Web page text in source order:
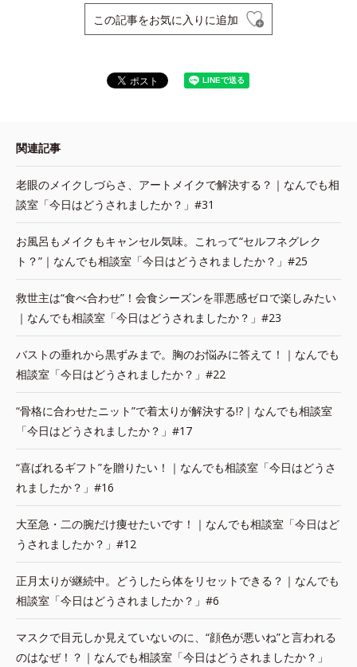
この記事をお気に入りに追加
関連記事
老眼のメイクしづらさ、アートメイクで解決する？｜なんでも相
談室「今日はどうされましたか？」#31
お風呂もメイクもキャンセル気味。これって“セルフネグレク
ト？”｜なんでも相談室「今日はどうされましたか？」#25
救世主は“食べ合わせ”！会食シーズンを罪悪感ゼロで楽しみたい
｜なんでも相談室「今日はどうされましたか？」#23
バストの垂れから黒ずみまで。胸のお悩みに答えて！｜なんでも
相談室「今日はどうされましたか？」#22
“骨格に合わせたニット”で着太りが解決する!?｜なんでも相談室
「今日はどうされましたか？」#17
“喜ばれるギフト”を贈りたい！｜なんでも相談室「今日はどうさ
れましたか？」#16
大至急・二の腕だけ痩せたいです！｜なんでも相談室「今日はど
うされましたか？」#12
正月太りが継続中。どうしたら体をリセットできる？｜なんでも
相談室「今日はどうされましたか？」#6
マスクで目元しか見えていないのに、“顔色が悪いね”と言われる
のはなぜ！？｜なんでも相談室「今日はどうされましたか？」